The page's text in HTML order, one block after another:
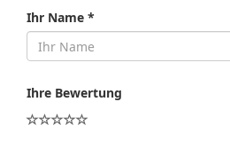
Ihr Name *
Ihre Bewertung